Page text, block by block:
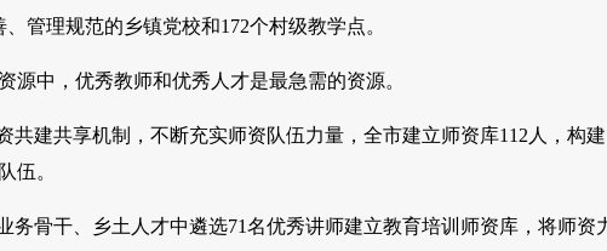
管理规范的乡镇党校和172个村级教学点。
中，优秀教师和优秀人才是最急需的资源。
建共享机制，不断充实师资队伍力量，全市建立师资库112人，构
伍。
骨干、乡土人才中遴选71名优秀讲师建立教育培训师资库，将师资